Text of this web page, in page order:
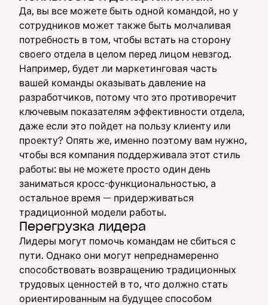
Да, вы все можете быть одной командой, но у
сотрудников может также быть молчаливая
потребность в том, чтобы встать на сторону
своего отдела в целом перед лицом невзгод.
Например, будет ли маркетинговая часть
вашей команды оказывать давление на
разработчиков, потому что это противоречит
ключевым показателям эффективности отдела,
даже если это пойдет на пользу клиенту или
проекту? Опять же, именно поэтому вам нужно,
чтобы вся компания поддерживала этот стиль
работы: вы не можете просто один день
заниматься кросс-функциональностью, а
остальное время — придерживаться
традиционной модели работы.
Перегрузка лидера
Лидеры могут помочь командам не сбиться с
пути. Однако они могут непреднамеренно
способствовать возвращению традиционных
трудовых ценностей в то, что должно стать
ориентированным на будущее способом